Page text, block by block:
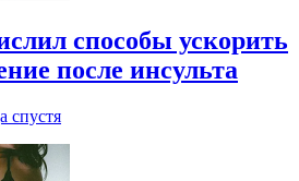
способы ускорить
после инсульта
спустя